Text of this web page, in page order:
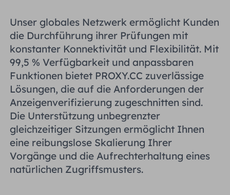
Unser globales Netzwerk ermöglicht Kunden
die Durchführung ihrer Prüfungen mit
konstanter Konnektivität und Flexibilität. Mit
99,5 % Verfügbarkeit und anpassbaren
Funktionen bietet PROXY.CC zuverlässige
Lösungen, die auf die Anforderungen der
Anzeigenverifizierung zugeschnitten sind.
Die Unterstützung unbegrenzter
gleichzeitiger Sitzungen ermöglicht Ihnen
eine reibungslose Skalierung Ihrer
Vorgänge und die Aufrechterhaltung eines
natürlichen Zugriffsmusters.